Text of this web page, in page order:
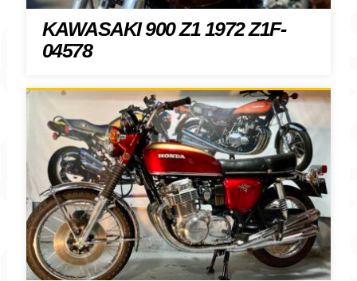
KAWASAKI 900 Z1 1972 Z1F-
04578